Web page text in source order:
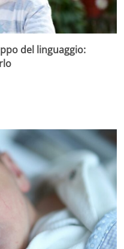
del linguaggio: